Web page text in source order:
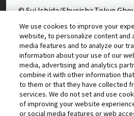
© Sui Ishida/Shueisha,Tokyo
Committee
©Yasuhisa Hara/
©Takahiro,Yohei Takemura/
Production Consortium
©Rumiko Takahashi /
2009
©Tatsuki Fujimoto/SHUEISHA,
We use cookies to improve your
website, to personalize content and
media features and to analyze our
information about your use of our
media, advertising and analytics
combine it with other information
to them or that they have collected
services. We do not set and use
of improving your website
or social media features or web